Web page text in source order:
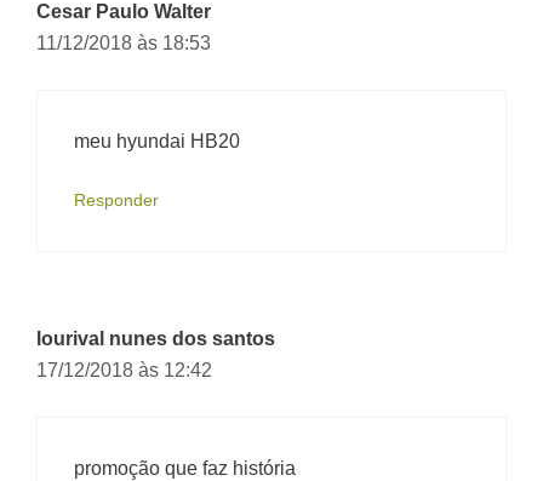
Cesar Paulo Walter
11/12/2018 às 18:53
meu hyundai HB20
Responder
lourival nunes dos santos
17/12/2018 às 12:42
promoção que faz história